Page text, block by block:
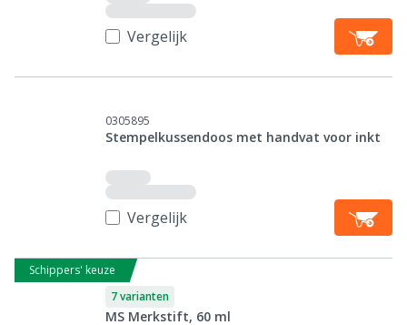
Vergelijk
0305895
Stempelkussendoos met handvat voor inkt
Vergelijk
Schippers' keuze
7 varianten
MS Merkstift, 60 ml